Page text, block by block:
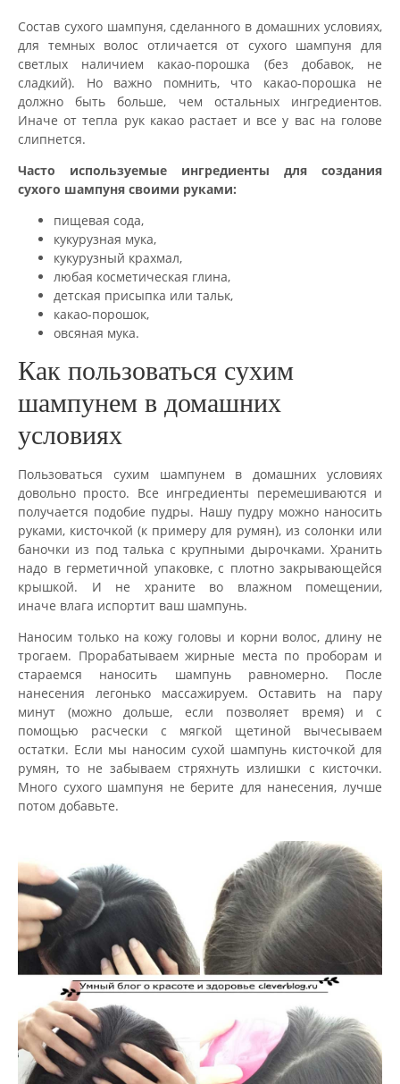
Состав сухого шампуня, сделанного в домашних условиях,
для темных волос отличается от сухого шампуня для
светлых наличием какао-порошка (без добавок, не
сладкий). Но важно помнить, что какао-порошка не
должно быть больше, чем остальных ингредиентов.
Иначе от тепла рук какао растает и все у вас на голове
слипнется.
Часто используемые ингредиенты для создания
сухого шампуня своими руками:
пищевая сода,
кукурузная мука,
кукурузный крахмал,
любая косметическая глина,
детская присыпка или тальк,
какао-порошок,
овсяная мука.
Как пользоваться сухим
шампунем в домашних
условиях
Пользоваться сухим шампунем в домашних условиях
довольно просто. Все ингредиенты перемешиваются и
получается подобие пудры. Нашу пудру можно наносить
руками, кисточкой (к примеру для румян), из солонки или
баночки из под талька с крупными дырочками. Хранить
надо в герметичной упаковке, с плотно закрывающейся
крышкой. И не храните во влажном помещении,
иначе влага испортит ваш шампунь.
Наносим только на кожу головы и корни волос, длину не
трогаем. Прорабатываем жирные места по проборам и
стараемся наносить шампунь равномерно. После
нанесения легонько массажируем. Оставить на пару
минут (можно дольше, если позволяет время) и с
помощью расчески с мягкой щетиной вычесываем
остатки. Если мы наносим сухой шампунь кисточкой для
румян, то не забываем стряхнуть излишки с кисточки.
Много сухого шампуня не берите для нанесения, лучше
потом добавьте.